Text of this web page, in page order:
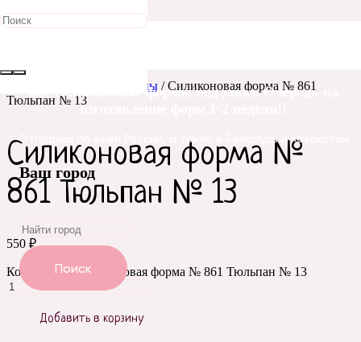
Все силиконовые формы под заказ. Очередь на
изготовление форм 1-2 недели!!
Отправка по всей России, а также в Беларусь и Казахстан
Ваш город
Поиск
Главная
Тюльпаны / Силиконовая форма № 861
Тюльпан № 13
Силиконовая форма №
861 Тюльпан № 13
550 ₽
Количество Силиконовая форма № 861 Тюльпан № 13
Добавить в корзину